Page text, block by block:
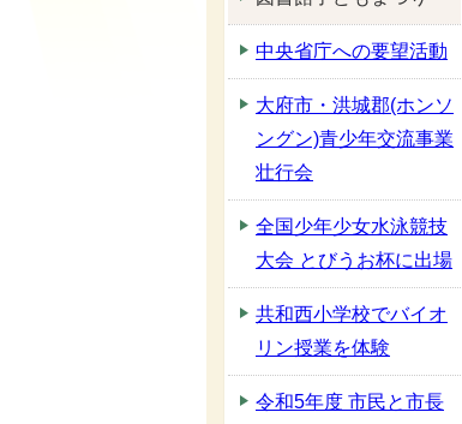
中央省庁への要望活動
大府市・洪城郡(ホンソ
ングン)青少年交流事業
壮行会
全国少年少女水泳競技
大会 とびうお杯に出場
共和西小学校でバイオ
リン授業を体験
令和5年度 市民と市長